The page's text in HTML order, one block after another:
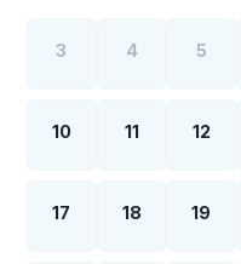
3 4 5
10 11 12
17 18 19